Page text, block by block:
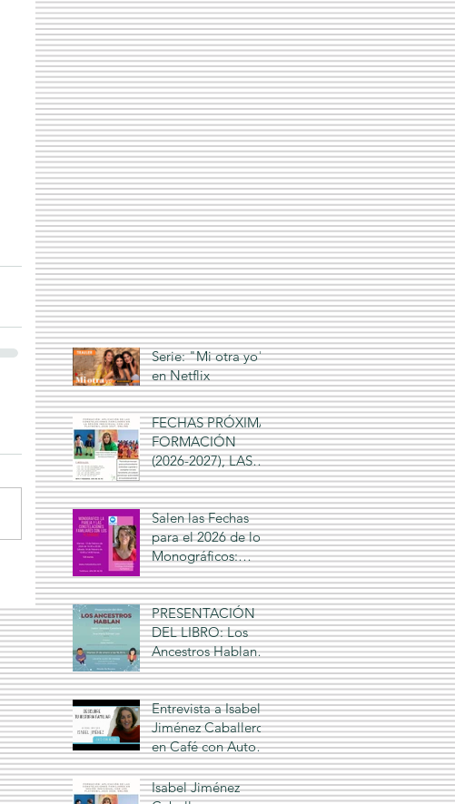
Serie: "Mi otra yo"
en Netflix
FECHAS PRÓXIMA
FORMACIÓN
(2026-2027), LAS
CONSTELACIONE
S FAMILIARES Y
LOS PLAYMOBIL,
Isabel Jiménez
Caballero 2026-
2027
Salen las Fechas
para el 2026 de los
Monográficos:
"Salud, Dinero y
Amor" que cada
año imparte Isabel
Jiménez Caballero
PRESENTACIÓN
DEL LIBRO: Los
Ancestros Hablan,
Isabel Jiménez
Caballero, Ana
Román Leo
Entrevista a Isabel
Jiménez Caballero
en Café con Autor,
sobre "Los
Ancestros Hablan"
Isabel Jiménez